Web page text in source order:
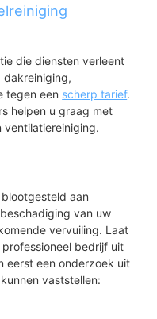
die diensten verleent
dakreiniging,
tegen een scherp tarief.
helpen u graag met
ventilatiereiniging.
aan
van uw
vervuiling. Laat
bedrijf uit
eerst een onderzoek uit
vaststellen: